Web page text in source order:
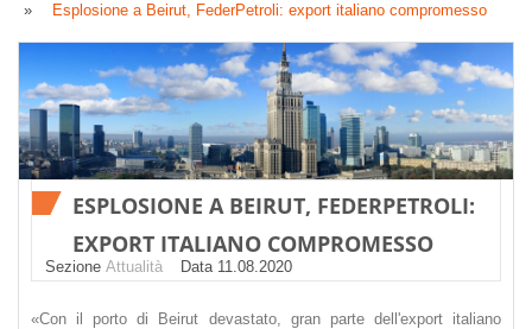
Esplosione a Beirut, FederPetroli: export italiano compromesso
ESPLOSIONE A BEIRUT, FEDERPETROLI:
EXPORT ITALIANO COMPROMESSO
Sezione Attualità Datа 11.08.2020
«Con il porto di Beirut devastato, gran parte dell'export italiano